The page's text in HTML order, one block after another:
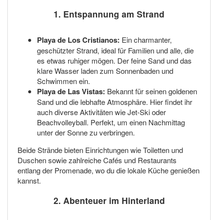
1. Entspannung am Strand
Playa de Los Cristianos: Ein charmanter,
geschützter Strand, ideal für Familien und alle, die
es etwas ruhiger mögen. Der feine Sand und das
klare Wasser laden zum Sonnenbaden und
Schwimmen ein.
Playa de Las Vistas: Bekannt für seinen goldenen
Sand und die lebhafte Atmosphäre. Hier findet ihr
auch diverse Aktivitäten wie Jet-Ski oder
Beachvolleyball. Perfekt, um einen Nachmittag
unter der Sonne zu verbringen.
Beide Strände bieten Einrichtungen wie Toiletten und
Duschen sowie zahlreiche Cafés und Restaurants
entlang der Promenade, wo du die lokale Küche genießen
kannst.
2. Abenteuer im Hinterland